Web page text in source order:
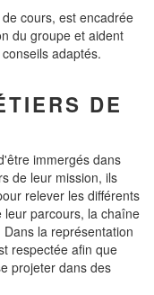
cours, est encadrée
du groupe et aident
adaptés.
DE
immergés dans
de leur mission, ils
relever les différents
leur parcours, la chaîne
la représentation
respectée afin que
projeter dans des